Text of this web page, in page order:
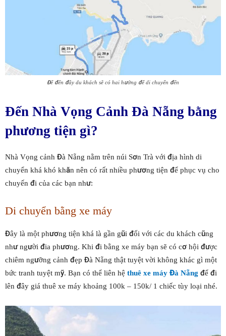
Để đến đây du khách sẽ có hai hướng để di chuyển đến
Đến Nhà Vọng Cảnh Đà Nẵng bằng
phương tiện gì?
Nhà Vọng cảnh Đà Nẵng nằm trên núi Sơn Trà với địa hình di
chuyển khá khó khăn nên có rất nhiều phương tiện để phục vụ cho
chuyến đi của các bạn như:
Di chuyển bằng xe máy
Đây là một phương tiện khá là gần gũi đối với các du khách cũng
như người đia phương. Khi đi bằng xe máy bạn sẽ có cơ hội được
chiêm ngưỡng cảnh đẹp Đà Nẵng thật tuyệt vời không khác gì một
bức tranh tuyệt mỹ. Bạn có thể liên hệ thuê xe máy Đà Nẵng để đi
lên đây giá thuê xe máy khoảng 100k – 150k/ 1 chiếc tùy loại nhé.